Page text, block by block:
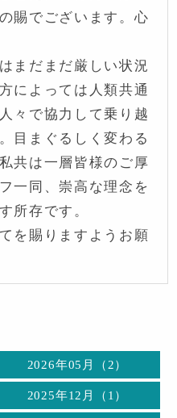
賜でございます。心
まだまだ厳しい状況
によっては人類共通
々で協力して乗り越
目まぐるしく変わる
共は一層皆様のご厚
一同、崇高な理念を
所存です。
を賜りますようお願
2026年05月（2）
2025年12月（1）